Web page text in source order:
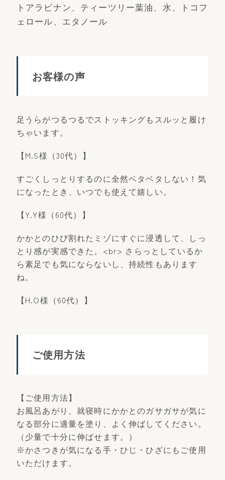
トアラビナン、ティーツリー葉油、水、トコフ
ェロール、エタノール
お客様の声
足うらがつるつるでストッキングもスルッと履け
ちゃいます。
【M.S様（30代）】
すごくしっとりするのに全然ベタベタしない！気
になったとき、いつでも使えて嬉しい。
【Y.Y様（60代）】
かかとのひび割れたミゾにすぐに浸透して、しっ
とり感が実感できた。<br> さらっとしているか
ら素足でも気にならないし、持続性もあります
ね。
【H.O様（60代）】
ご使用方法
【ご使用方法】
お風呂あがり、就寝時にかかとのガサガサが気に
なる部分に適量を塗り、よく伸ばしてください。
（少量で十分に伸ばせます。）
※かさつきが気になる手・ひじ・ひざにもご使用
いただけます。